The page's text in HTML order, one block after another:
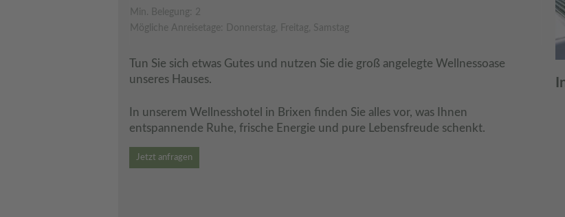
Min. Belegung: 2
Mögliche Anreisetage: Donnerstag, Freitag, Samstag
Tun Sie sich etwas Gutes und nutzen Sie die groß angelegte Wellnessoase
unseres Hauses.
In unserem Wellnesshotel in Brixen finden Sie alles vor, was Ihnen
entspannende Ruhe, frische Energie und pure Lebensfreude schenkt.
Jetzt anfragen